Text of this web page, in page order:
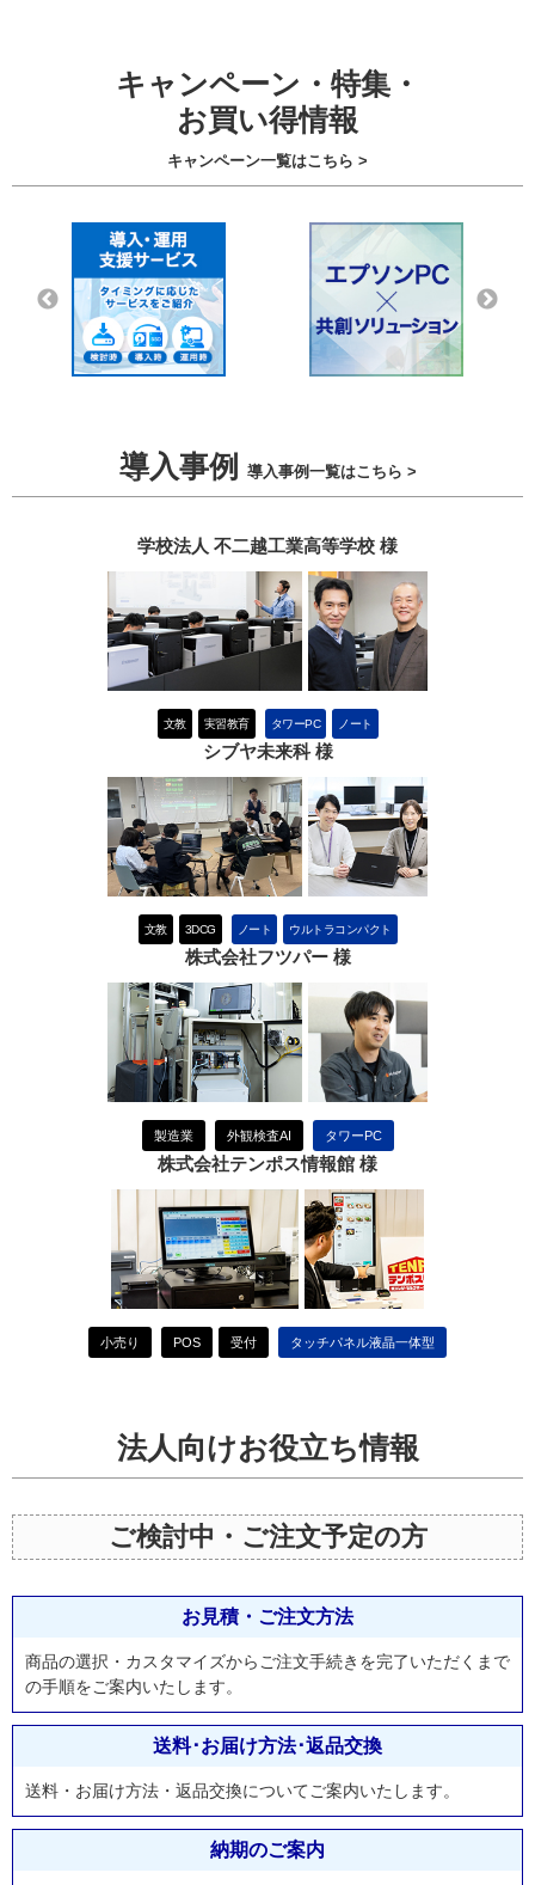
キャンペーン・特集・
お買い得情報
キャンペーン一覧はこちら >
導入事例 導入事例一覧はこちら >
学校法人 不二越工業高等学校 様
文教 実習教育 タワーPC ノート
シブヤ未来科 様
文教 3DCG ノート ウルトラコンパクト
株式会社フツパー 様
製造業 外観検査AI タワーPC
株式会社テンポス情報館 様
小売り POS 受付 タッチパネル液晶一体型
法人向けお役立ち情報
ご検討中・ご注文予定の方
お見積・ご注文方法
商品の選択・カスタマイズからご注文手続きを完了いただくまで
の手順をご案内いたします。
送料･お届け方法･返品交換
送料・お届け方法・返品交換についてご案内いたします。
納期のご案内